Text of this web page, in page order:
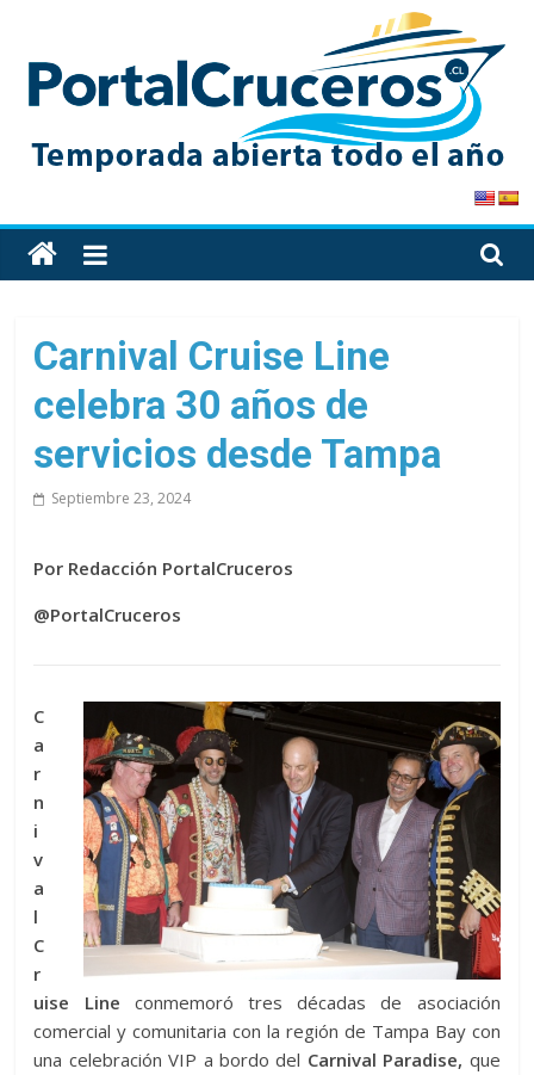
content
PortalCruceros
Toda
la
de
cruceros
en
solo
Carnival Cruise Line
celebra 30 años de
servicios desde Tampa
Septiembre 23, 2024
Por Redacción PortalCruceros
@PortalCruceros
C
a
r
n
i
v
a
l
C
r
uise Line conmemoró tres décadas de asociación
comercial y comunitaria con la región de Tampa Bay con
una celebración VIP a bordo del Carnival Paradise, que